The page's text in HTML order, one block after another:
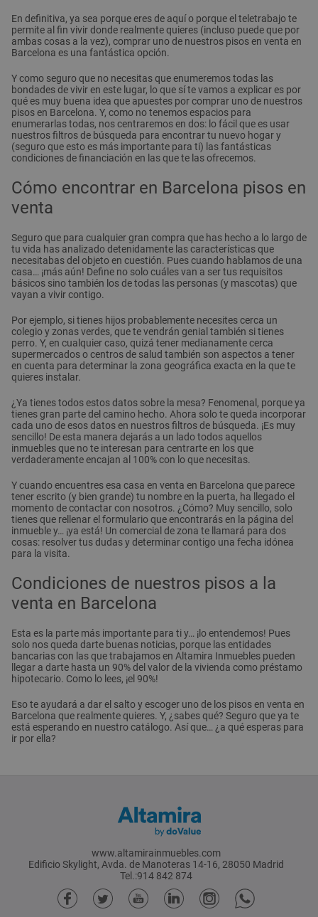
En definitiva, ya sea porque eres de aquí o porque el teletrabajo te
permite al fin vivir donde realmente quieres (incluso puede que por
ambas cosas a la vez), comprar uno de nuestros pisos en venta en
Barcelona es una fantástica opción.
Y como seguro que no necesitas que enumeremos todas las
bondades de vivir en este lugar, lo que sí te vamos a explicar es por
qué es muy buena idea que apuestes por comprar uno de nuestros
pisos en Barcelona. Y, como no tenemos espacios para
enumerarlas todas, nos centraremos en dos: lo fácil que es usar
nuestros filtros de búsqueda para encontrar tu nuevo hogar y
(seguro que esto es más importante para ti) las fantásticas
condiciones de financiación en las que te las ofrecemos.
Cómo encontrar en Barcelona pisos en
venta
Seguro que para cualquier gran compra que has hecho a lo largo de
tu vida has analizado detenidamente las características que
necesitabas del objeto en cuestión. Pues cuando hablamos de una
casa… ¡más aún! Define no solo cuáles van a ser tus requisitos
básicos sino también los de todas las personas (y mascotas) que
vayan a vivir contigo.
Por ejemplo, si tienes hijos probablemente necesites cerca un
colegio y zonas verdes, que te vendrán genial también si tienes
perro. Y, en cualquier caso, quizá tener medianamente cerca
supermercados o centros de salud también son aspectos a tener
en cuenta para determinar la zona geográfica exacta en la que te
quieres instalar.
¿Ya tienes todos estos datos sobre la mesa? Fenomenal, porque ya
tienes gran parte del camino hecho. Ahora solo te queda incorporar
cada uno de esos datos en nuestros filtros de búsqueda. ¡Es muy
sencillo! De esta manera dejarás a un lado todos aquellos
inmuebles que no te interesan para centrarte en los que
verdaderamente encajan al 100% con lo que necesitas.
Y cuando encuentres esa casa en venta en Barcelona que parece
tener escrito (y bien grande) tu nombre en la puerta, ha llegado el
momento de contactar con nosotros. ¿Cómo? Muy sencillo, solo
tienes que rellenar el formulario que encontrarás en la página del
inmueble y… ¡ya está! Un comercial de zona te llamará para dos
cosas: resolver tus dudas y determinar contigo una fecha idónea
para la visita.
Condiciones de nuestros pisos a la
venta en Barcelona
Esta es la parte más importante para ti y… ¡lo entendemos! Pues
solo nos queda darte buenas noticias, porque las entidades
bancarias con las que trabajamos en Altamira Inmuebles pueden
llegar a darte hasta un 90% del valor de la vivienda como préstamo
hipotecario. Como lo lees, ¡el 90%!
Eso te ayudará a dar el salto y escoger uno de los pisos en venta en
Barcelona que realmente quieres. Y, ¿sabes qué? Seguro que ya te
está esperando en nuestro catálogo. Así que… ¿a qué esperas para
ir por ella?
www.altamirainmuebles.com
Edificio Skylight, Avda. de Manoteras 14-16, 28050 Madrid
Tel.:914 842 874